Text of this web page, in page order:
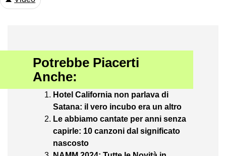
Potrebbe Piacerti
Anche:
Hotel California non parlava di
Satana: il vero incubo era un altro
Le abbiamo cantate per anni senza
capirle: 10 canzoni dal significato
nascosto